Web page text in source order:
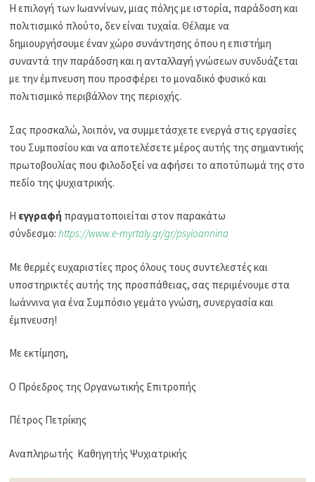
Η επιλογή των Ιωαννίνων, μιας πόλης με ιστορία, παράδοση και
πολιτισμικό πλούτο, δεν είναι τυχαία. Θέλαμε να
δημιουργήσουμε έναν χώρο συνάντησης όπου η επιστήμη
συναντά την παράδοση και η ανταλλαγή γνώσεων συνδυάζεται
με την έμπνευση που προσφέρει το μοναδικό φυσικό και
πολιτισμικό περιβάλλον της περιοχής.
Σας προσκαλώ, λοιπόν, να συμμετάσχετε ενεργά στις εργασίες
του Συμποσίου και να αποτελέσετε μέρος αυτής της σημαντικής
πρωτοβουλίας που φιλοδοξεί να αφήσει το αποτύπωμά της στο
πεδίο της ψυχιατρικής.
Η εγγραφή πραγματοποιείται στον παρακάτω
σύνδεσμο:https://www.e-myrtaly.gr/gr/psyioannina
Με θερμές ευχαριστίες προς όλους τους συντελεστές και
υποστηρικτές αυτής της προσπάθειας, σας περιμένουμε στα
Ιωάννινα για ένα Συμπόσιο γεμάτο γνώση, συνεργασία και
έμπνευση!
Με εκτίμηση,
O Πρόεδρος της Οργανωτικής Επιτροπής
Πέτρος Πετρίκης
Αναπληρωτής Καθηγητής Ψυχιατρικής